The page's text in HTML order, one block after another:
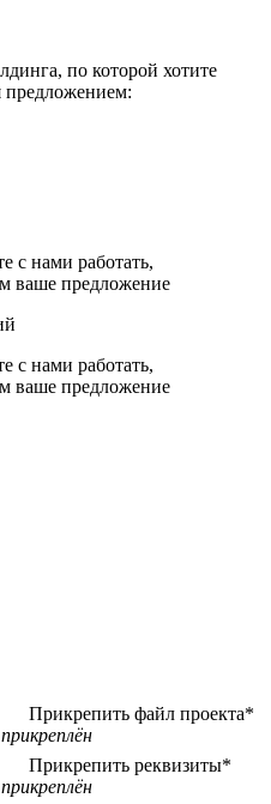
по которой хотите
предложением:
с нами работать,
ваше предложение
с нами работать,
ваше предложение
Прикрепить файл проекта*
Прикрепить реквизиты*